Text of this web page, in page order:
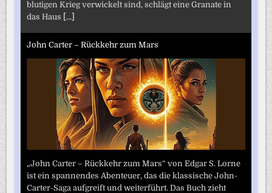
blutigen Krieg verwickelt sind, schlägt eine Granate in
das Haus [...]
John Carter – Rückkehr zum Mars
„John Carter – Rückkehr zum Mars“ von Edgar S. Lorne
ist ein spannendes Abenteuer, das die klassische John-
Carter-Saga aufgreift und weiterführt. Das Buch zieht